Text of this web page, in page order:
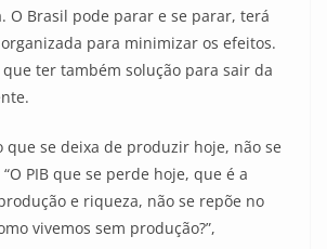
O Brasil pode parar e se parar, terá
para minimizar os efeitos.
ter também solução para sair da
que se deixa de produzir hoje, não se
PIB que se perde hoje, que é a
e riqueza, não se repõe no
vivemos sem produção?”,